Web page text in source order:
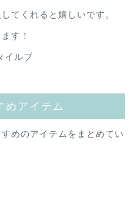
てくれると嬉しいです。
す！
めアイテム
めのアイテムをまとめてい